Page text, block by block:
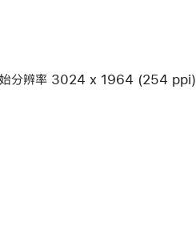
始分辨率 3024 x 1964 (254 ppi)